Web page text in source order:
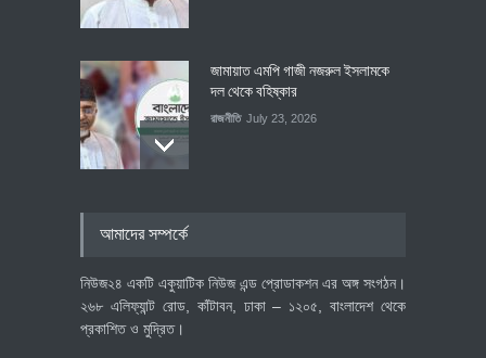
জামায়াত এমপি গাজী নজরুল ইসলামকে
দল থেকে বহিষ্কার
রাজনীতি July 23, 2026
আমাদের সম্পর্কে
নিউজ২৪ একটি একুয়াটিক নিউজ এন্ড প্রোডাকশন এর অঙ্গ সংগঠন।
২৬৮ এলিফ্যান্ট রোড, কাঁটাবন, ঢাকা – ১২০৫, বাংলাদেশ থেকে
প্রকাশিত ও মুদ্রিত।